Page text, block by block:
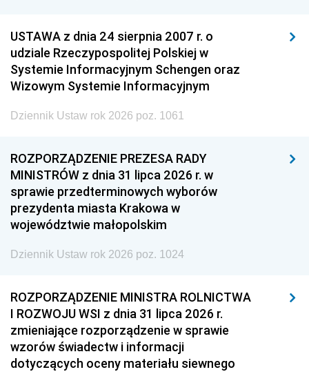
USTAWA z dnia 24 sierpnia 2007 r. o
udziale Rzeczypospolitej Polskiej w
Systemie Informacyjnym Schengen oraz
Wizowym Systemie Informacyjnym
Dziennik Ustaw rok 2026 poz. 1061
ROZPORZĄDZENIE PREZESA RADY
MINISTRÓW z dnia 31 lipca 2026 r. w
sprawie przedterminowych wyborów
prezydenta miasta Krakowa w
województwie małopolskim
Dziennik Ustaw rok 2026 poz. 1024
ROZPORZĄDZENIE MINISTRA ROLNICTWA
I ROZWOJU WSI z dnia 31 lipca 2026 r.
zmieniające rozporządzenie w sprawie
wzorów świadectw i informacji
dotyczących oceny materiału siewnego